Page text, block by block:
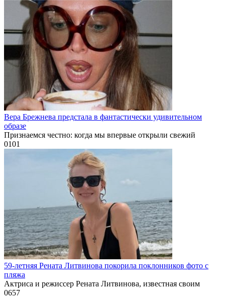
Вера Брежнева предстала в фантастически удивительном
образе
Признаемся честно: когда мы впервые открыли свежий
0101
59-летняя Рената Литвинова покорила поклонников фото с
пляжа
Актриса и режиссер Рената Литвинова, известная своим
0657